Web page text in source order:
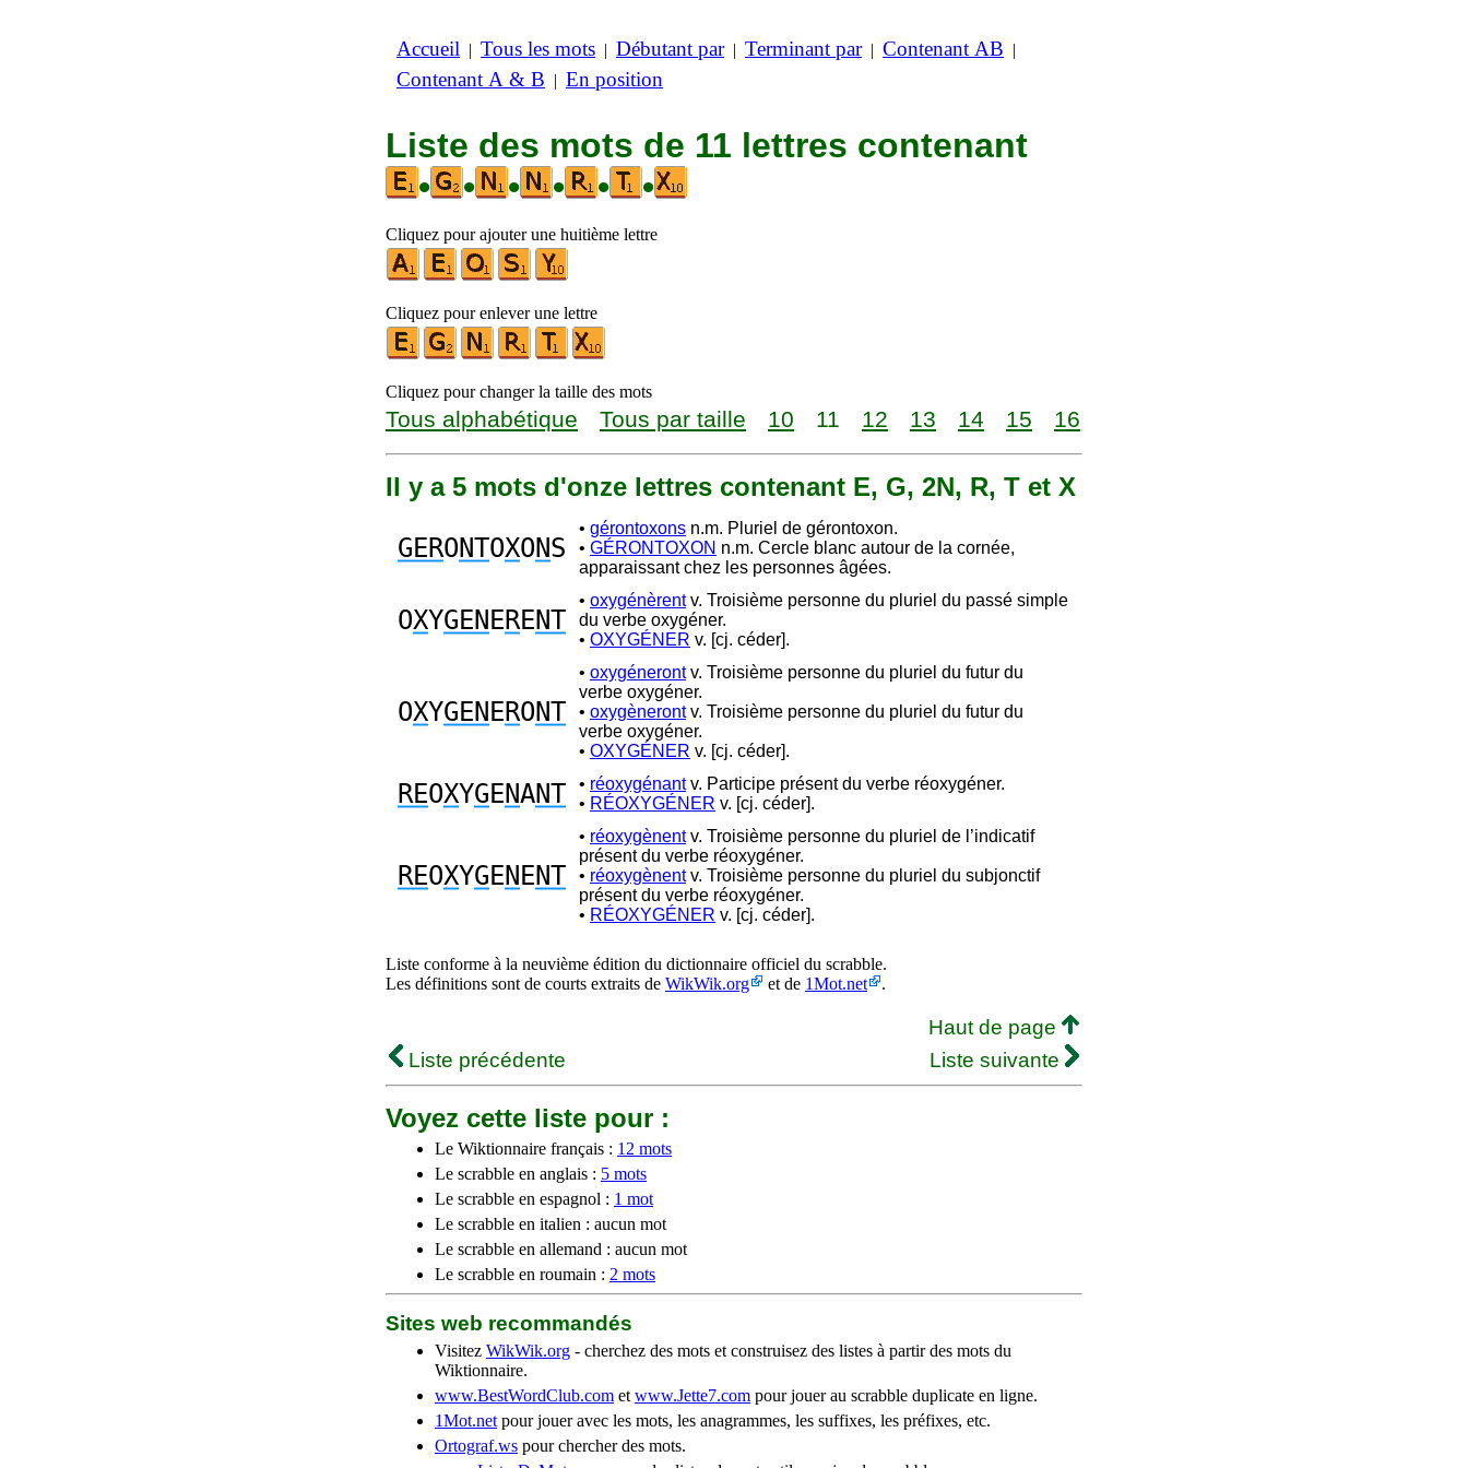
Accueil | Tous les mots | Débutant par| Terminant par| Contenant AB |
Contenant A & B | En position
Liste des mots de 11 lettres contenant
•
• • • • •
Cliquez pour ajouter une huitième lettre
Cliquez pour enlever une lettre
Cliquez pour changer la taille des mots
Tous alphabétique Tous par taille 10 11 12 13 14 15 16
Il y a 5 mots d'onze lettres contenant E, G, 2N, R, T et X
GERONTOXONS
• gérontoxons n.m. Pluriel de gérontoxon.
• GÉRONTOXON n.m. Cercle blanc autour de la cornée,
apparaissant chez les personnes âgées.
OXYGEN ERENT
• oxygénèrentv. Troisième personne du pluriel du passé simple
du verbe oxygéner.
• OXYGÉNER v. [cj. céder].
OXYGEN ERONT
• oxygénerontv. Troisième personne du pluriel du futur du
verbe oxygéner.
• oxygènerontv. Troisième personne du pluriel du futur du
verbe oxygéner.
• OXYGÉNER v. [cj. céder].
REOXYGENANT • réoxygénantv. Participe présent du verbe réoxygéner.
• RÉOXYGÉNER v. [cj. céder].
REOXYGEN ENT
• réoxygènentv. Troisième personne du pluriel de l’indicatif
présent du verbe réoxygéner.
• réoxygènentv. Troisième personne du pluriel du subjonctif
présent du verbe réoxygéner.
• RÉOXYGÉNER v. [cj. céder].
Liste conforme à la neuvième édition du dictionnaire officiel du scrabble.
Les définitions sont de courts extraits de WikWik.org et de 1Mot.net .
Haut de page
Liste précédente
Liste suivante
Voyez cette liste pour :
Le Wiktionnaire français : 12 mots
Le scrabble en anglais : 5 mots
Le scrabble en espagnol : 1 mot
Le scrabble en italien : aucun mot
Le scrabble en allemand : aucun mot
Le scrabble en roumain : 2 mots
Sites web recommandés
Visitez WikWik.org - cherchez des mots et construisez des listes à partir des mots du
Wiktionnaire.
www.BestWordClub.com et www.Jette7.com pour jouer au scrabble duplicate en ligne.
1Mot.net pour jouer avec les mots, les anagrammes, les suffixes, les préfixes, etc.
Ortograf.ws pour chercher des mots.